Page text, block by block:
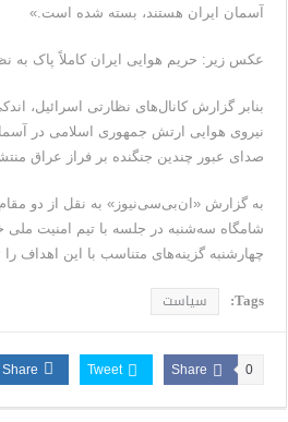
آسمان ایران هستند، بسته شده است.»
عکس زیر: حریم هوایی ایران کاملاً پاک به
نیروی هوایی ارتش جمهوری اسلامی در
صدای عبور چندین جنگنده بر فراز عراق
به گزارش «ان‌بی‌سی‌نیوز» به نقل از دو مقام
شامگاه سه‌شنبه در جلسه با تیم امنیت ملی
چهارشنبه گزینه‌های متناسب با این اهداف را
Tags: سیاست
Share 0
Tweet
Share